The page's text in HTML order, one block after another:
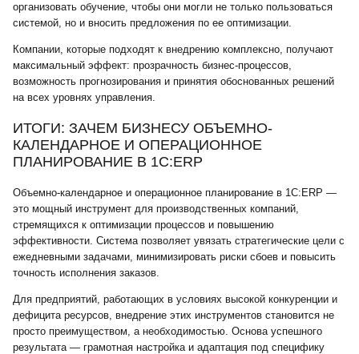
организовать обучение, чтобы они могли не только пользоваться
системой, но и вносить предложения по ее оптимизации.
Компании, которые подходят к внедрению комплексно, получают
максимальный эффект: прозрачность бизнес-процессов,
возможность прогнозирования и принятия обоснованных решений
на всех уровнях управления.
ИТОГИ: ЗАЧЕМ БИЗНЕСУ ОБЪЕМНО-
КАЛЕНДАРНОЕ И ОПЕРАЦИОННОЕ
ПЛАНИРОВАНИЕ В 1С:ERP
Объемно-календарное и операционное планирование в 1С:ERP —
это мощный инструмент для производственных компаний,
стремящихся к оптимизации процессов и повышению
эффективности. Система позволяет увязать стратегические цели с
ежедневными задачами, минимизировать риски сбоев и повысить
точность исполнения заказов.
Для предприятий, работающих в условиях высокой конкуренции и
дефицита ресурсов, внедрение этих инструментов становится не
просто преимуществом, а необходимостью. Основа успешного
результата — грамотная настройка и адаптация под специфику